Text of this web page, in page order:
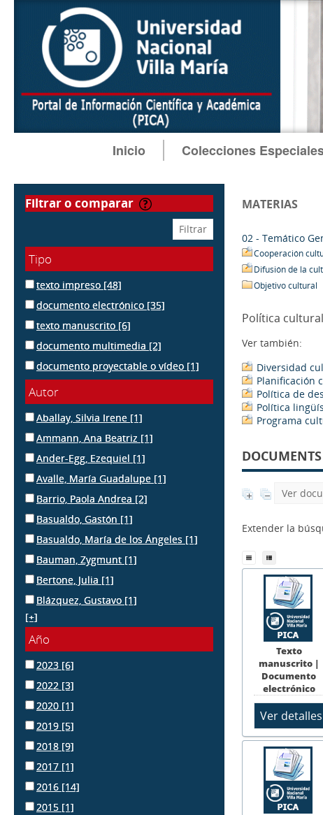
Inicio Colecciones
filtrar o comparar
Tipo
texto impreso [48]
documento electrónico [35]
texto manuscrito [6]
documento multimedia [2]
documento proyectable o vídeo [1]
Autor
Aballay, Silvia Irene [1]
Ammann, Ana Beatriz [1]
Ander-Egg, Ezequiel [1]
Avalle, María Guadalupe [1]
Barrio, Paola Andrea [2]
Basualdo, Gastón [1]
Basualdo, María de los Ángeles [1]
Bauman, Zygmunt [1]
Bertone, Julia [1]
Blázquez, Gustavo [1]
[+]
Año
2023 [6]
2022 [3]
2020 [1]
2019 [5]
2018 [9]
2017 [1]
2016 [14]
2015 [1]
MATERIAS
02 - Temático
Cooperación
Difusión de la
Objetivo cultural
Política cultural
Ver también:
Diversidad
Planificación
Política de
Política
Programa
Ver
Extender la
Texto
manuscrito |
Documento
electrónico